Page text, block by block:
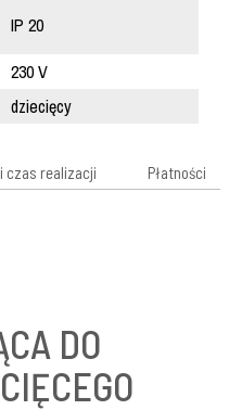
IP 20
230 V
dziecięcy
czas realizacji Płatności
DO